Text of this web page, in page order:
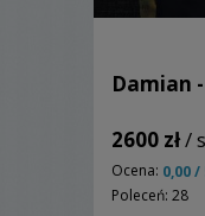
Damian
2600 zł/
Ocena: 0,00 /
Poleceń: 28